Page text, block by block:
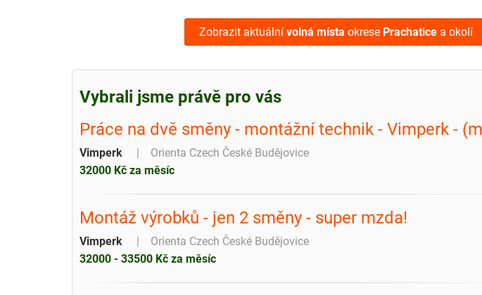
Zobrazit aktuální volná místa okrese Prachaticea okolí
Vybrali jsme právě pro vás
Práce na dvě směny - montážní technik - Vimperk -
Vimperk
Orienta Czech České Budějovice
32000 Kč za měsíc
Montáž výrobků - jen 2 směny - super mzda!
Vimperk
Orienta Czech České Budějovice
32000 - 33500 Kč za měsíc